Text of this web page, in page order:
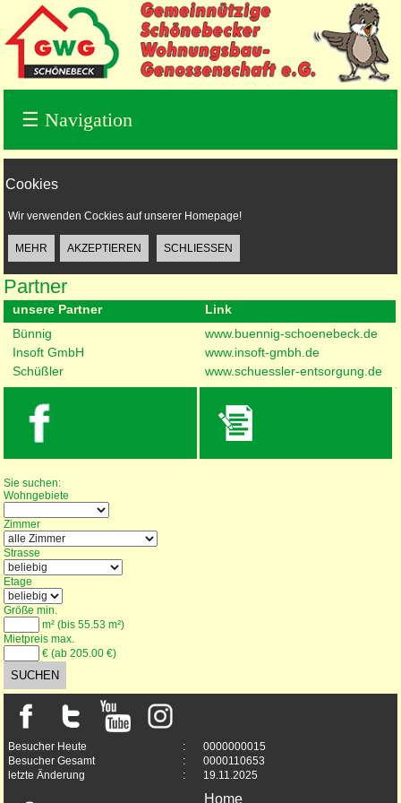
☰ Navigation
Cookies
Wir verwenden Cockies auf unserer Homepage!
Partner
unsere Partner
Link
Bünnig
www.buennig-schoenebeck.de
Insoft GmbH
www.insoft-gmbh.de
Schüßler
www.schuessler-entsorgung.de
Sie suchen:
Wohngebiete
Zimmer
Strasse
Etage
Größe min.
m² (bis 55.53 m²)
Mietpreis max.
€ (ab 205.00 €)
Besucher Heute :
0000000015
Besucher Gesamt
:
0000110653
letzte Änderung
: 19.11.2025
Home